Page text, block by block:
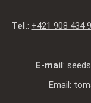
Tel.: +421 908 434
E-mail:
Email: